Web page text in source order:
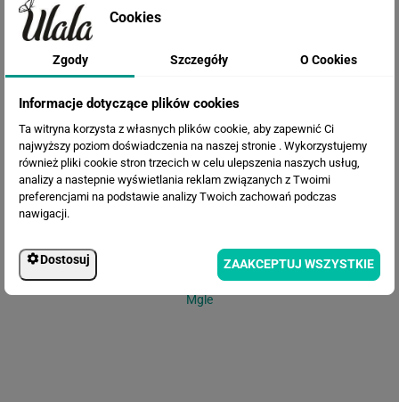
Fototapeta Zielona Abstrakcja
Fototapeta Tropikalne Drzewo we
Mgle
Cookies
Zgody Szczegóły O Cookies
Informacje dotyczące plików cookies
Ta witryna korzysta z własnych plików cookie, aby zapewnić Ci
najwyższy poziom doświadczenia na naszej stronie . Wykorzystujemy
również pliki cookie stron trzecich w celu ulepszenia naszych usług,
analizy a nastepnie wyświetlania reklam związanych z Twoimi
preferencjami na podstawie analizy Twoich zachowań podczas
nawigacji.
Dostosuj ZAAKCEPTUJ WSZYSTKIE